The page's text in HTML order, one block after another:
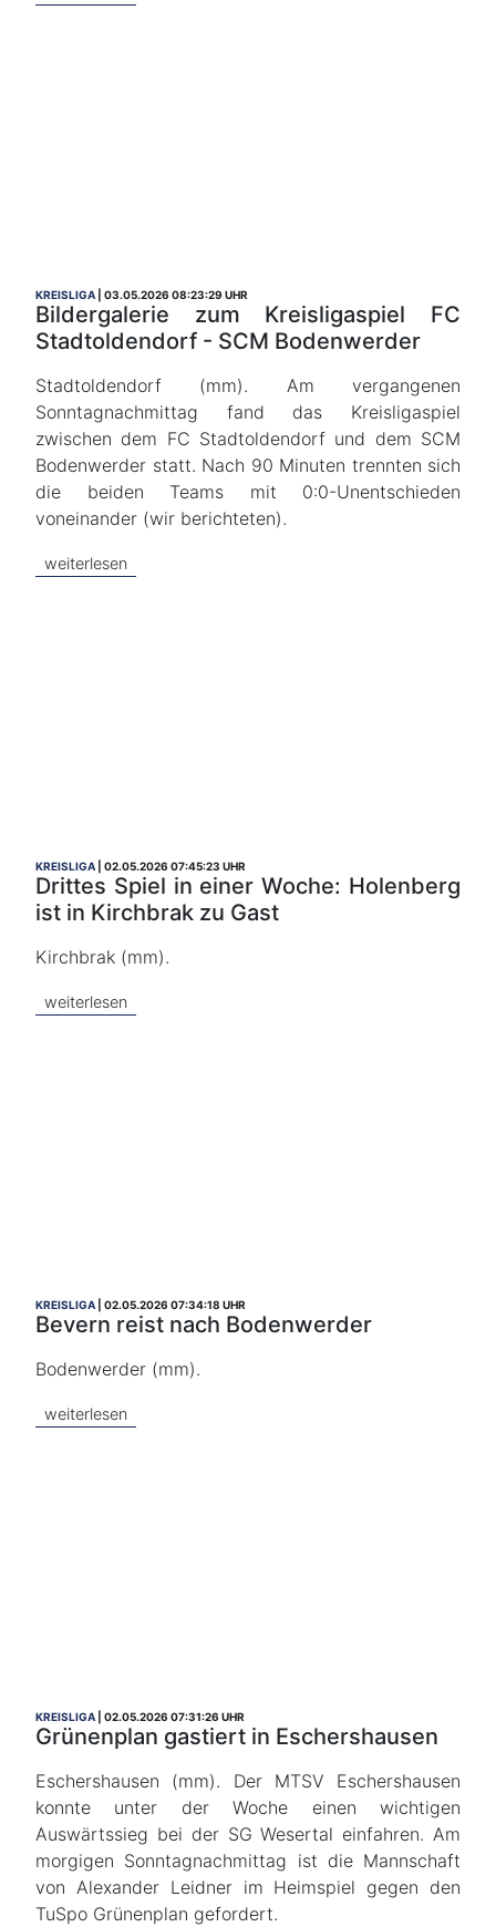
KREISLIGA 03.05.2026 08:23:29 UHR
Bildergalerie zum Kreisligaspiel FC
Stadtoldendorf - SCM Bodenwerder
Stadtoldendorf (mm). Am vergangenen
Sonntagnachmittag fand das Kreisligaspiel
zwischen dem FC Stadtoldendorf und dem SCM
Bodenwerder statt. Nach 90 Minuten trennten sich
die beiden Teams mit 0:0-Unentschieden
voneinander (wir berichteten).
weiterlesen
KREISLIGA 02.05.2026 07:45:23 UHR
Drittes Spiel in einer Woche: Holenberg
ist in Kirchbrak zu Gast
Kirchbrak (mm).
weiterlesen
KREISLIGA 02.05.2026 07:34:18 UHR
Bevern reist nach Bodenwerder
Bodenwerder (mm).
weiterlesen
KREISLIGA 02.05.2026 07:31:26 UHR
Grünenplan gastiert in Eschershausen
Eschershausen (mm). Der MTSV Eschershausen
konnte unter der Woche einen wichtigen
Auswärtssieg bei der SG Wesertal einfahren. Am
morgigen Sonntagnachmittag ist die Mannschaft
von Alexander Leidner im Heimspiel gegen den
TuSpo Grünenplan gefordert.